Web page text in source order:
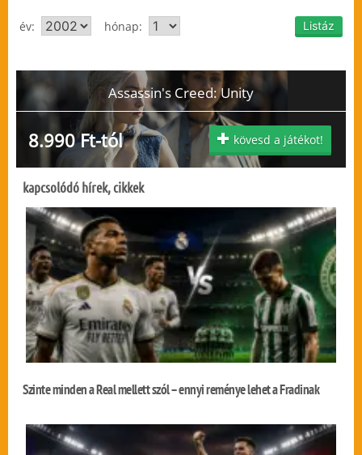
év: hónap:
Assassin's Creed: Unity
8.990 Ft-tól kövesd a játékot!
kapcsolódó hírek, cikkek
Szinte minden a Real mellett szól – ennyi reménye lehet a Fradinak